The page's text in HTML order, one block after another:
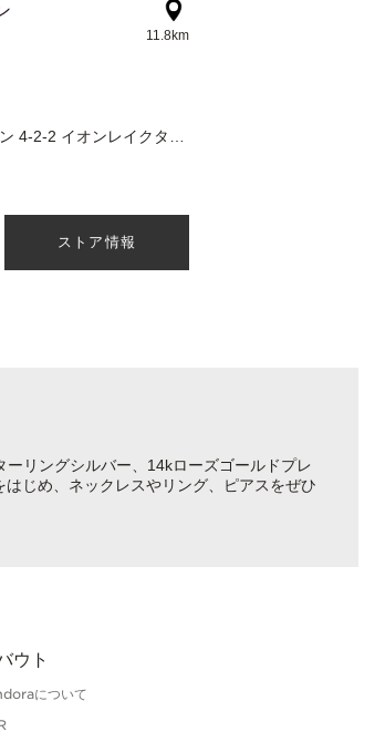
11.8km
ストア情報
リングシルバー、14kローズゴールドプレ
じめ、ネックレスやリング、ピアスをぜひ
ウト
について